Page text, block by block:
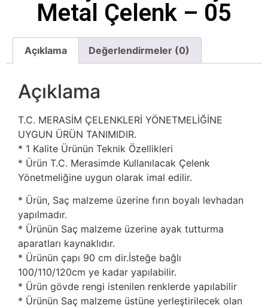
Metal Çelenk – 05
Açıklama Değerlendirmeler (0)
Açıklama
T.C. MERASİM ÇELENKLERİ YÖNETMELİĞİNE
UYGUN ÜRÜN TANIMIDIR.
* 1 Kalite Ürünün Teknik Özellikleri
* Ürün T.C. Merasimde Kullanılacak Çelenk
Yönetmeliğine uygun olarak imal edilir.
* Ürün, Saç malzeme üzerine fırın boyalı levhadan
yapılmadır.
* Ürünün Saç malzeme üzerine ayak tutturma
aparatları kaynaklıdır.
* Ürünün çapı 90 cm dir.İsteğe bağlı
100/110/120cm ye kadar yapılabilir.
* Ürün gövde rengi istenilen renklerde yapılabilir
* Ürünün Saç malzeme üstüne yerleştirilecek olan